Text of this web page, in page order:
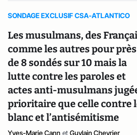
SONDAGE EXCLUSIF CSA-ATLANTICO
Les musulmans, des
comme les autres pour près
de 8 sondés sur 10 mais la
lutte contre les paroles et
actes anti-musulmans
prioritaire que celle contre
blanc et l’antisémitisme
Yves-Marie Cann et Guylain Chevrier